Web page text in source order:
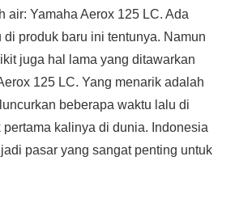
air: Yamaha Aerox 125 LC. Ada
di produk baru ini tentunya. Namun
juga hal lama yang ditawarkan
125 LC. Yang menarik adalah
beberapa waktu lalu di
pertama kalinya di dunia. Indonesia
pasar yang sangat penting untuk